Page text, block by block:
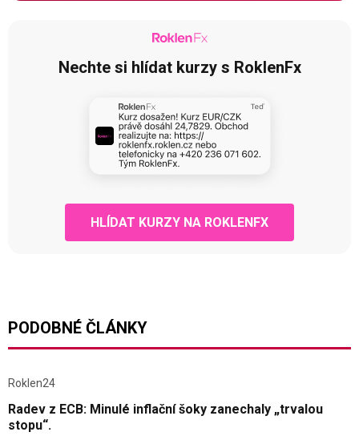
Nechte si hlídat kurzy s RoklenFx
HLÍDAT KURZY NA ROKLENFX
PODOBNÉ ČLÁNKY
Roklen24
Radev z ECB: Minulé inflační šoky zanechaly „trvalou
stopu“.